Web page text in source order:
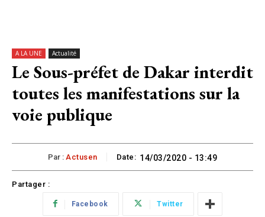
A LA UNE Actualité
Le Sous-préfet de Dakar interdit
toutes les manifestations sur la
voie publique
Par : Actusen Date: 14/03/2020 - 13:49
Partager :
Facebook Twitter